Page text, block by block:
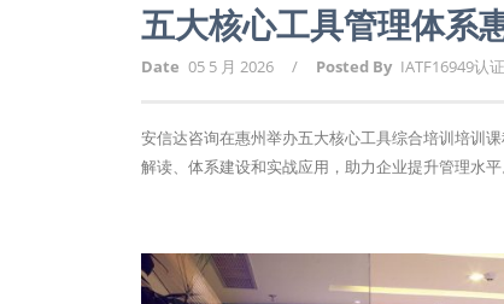
五大核心工具管理体系
Date 05 5 月 2026 / Posted By IATF16949认
安信达咨询在惠州举办五大核心工具综合培训培训
解读、体系建设和实战应用，助力企业提升管理水